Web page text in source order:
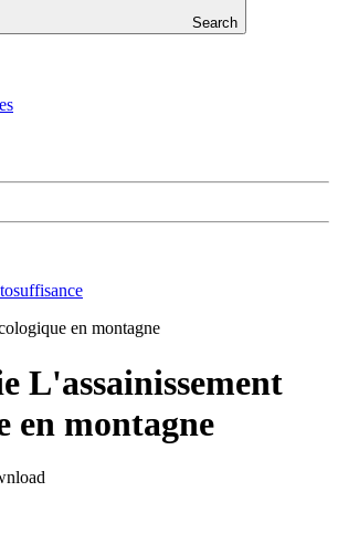
Search
L'assainissement
en montagne